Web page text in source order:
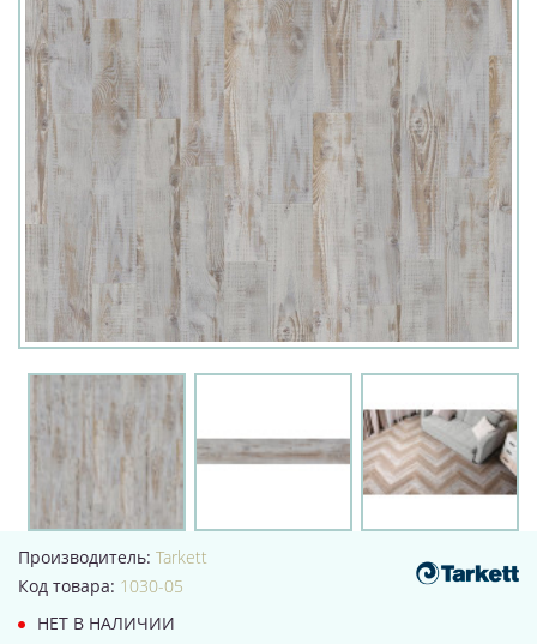
Производитель: Tarkett
Код товара: 1030-05
НЕТ В НАЛИЧИИ